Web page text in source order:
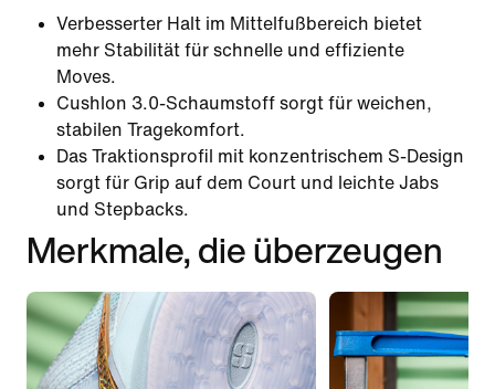
Verbesserter Halt im Mittelfußbereich bietet
mehr Stabilität für schnelle und effiziente
Moves.
Cushlon 3.0-Schaumstoff sorgt für weichen,
stabilen Tragekomfort.
Das Traktionsprofil mit konzentrischem S-Design
sorgt für Grip auf dem Court und leichte Jabs
und Stepbacks.
Merkmale, die überzeugen